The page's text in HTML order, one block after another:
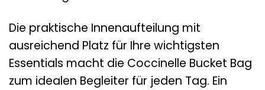
Die praktische Innenaufteilung mit
ausreichend Platz für Ihre wichtigsten
Essentials macht die Coccinelle Bucket Bag
zum idealen Begleiter für jeden Tag. Ein